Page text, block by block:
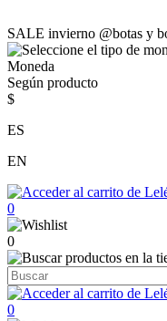
SALE invierno @botas y
Moneda
Según producto
$
ES
EN
0
0
0